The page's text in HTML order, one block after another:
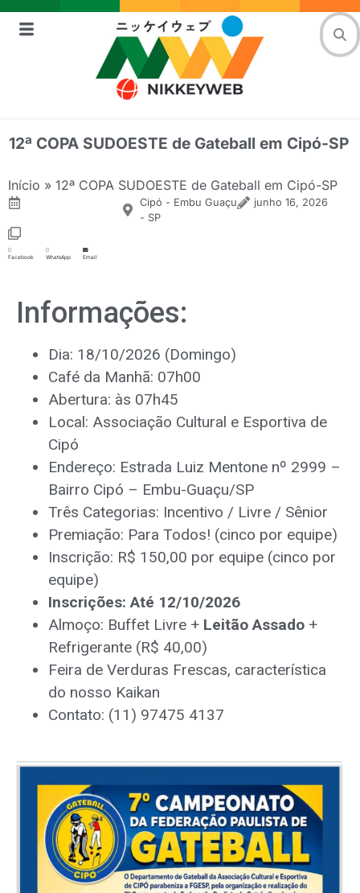
12ª COPA SUDOESTE de Gateball em Cipó-SP
Início » 12ª COPA SUDOESTE de Gateball em Cipó-SP
Cipó - Embu Guaçu
- SP
junho 16, 2026
Facebook WhatsApp Email
Informações:
Dia: 18/10/2026 (Domingo)
Café da Manhã: 07h00
Abertura: às 07h45
Local: Associação Cultural e Esportiva de
Cipó
Endereço: Estrada Luiz Mentone nº 2999 –
Bairro Cipó – Embu-Guaçu/SP
Três Categorias: Incentivo / Livre / Sênior
Premiação: Para Todos! (cinco por equipe)
Inscrição: R$ 150,00 por equipe (cinco por
equipe)
Inscrições: Até 12/10/2026
Almoço: Buffet Livre + Leitão Assado +
Refrigerante (R$ 40,00)
Feira de Verduras Frescas, característica
do nosso Kaikan
Contato: (11) 97475 4137